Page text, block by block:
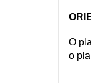
O
o